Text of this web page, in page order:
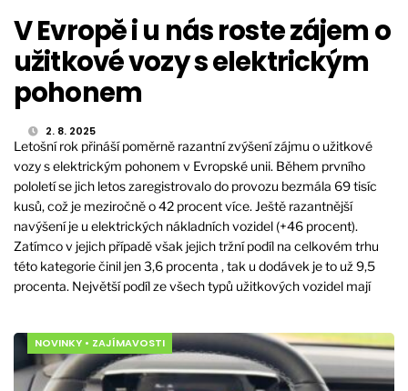
V Evropě i u nás roste zájem o
užitkové vozy s elektrickým
pohonem
2. 8. 2025
Letošní rok přináší poměrně razantní zvýšení zájmu o užitkové
vozy s elektrickým pohonem v Evropské unii. Během prvního
pololetí se jich letos zaregistrovalo do provozu bezmála 69 tisíc
kusů, což je meziročně o 42 procent více. Ještě razantnější
navýšení je u elektrických nákladních vozidel (+46 procent).
Zatímco v jejich případě však jejich tržní podíl na celkovém trhu
této kategorie činil jen 3,6 procenta , tak u dodávek je to už 9,5
procenta. Největší podíl ze všech typů užitkových vozidel mají
NOVINKY • ZAJÍMAVOSTI